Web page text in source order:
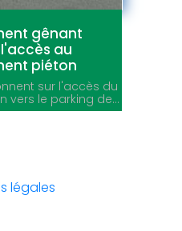
gênant
au
piéton
sur l'accès du
vers le parking de...
légales